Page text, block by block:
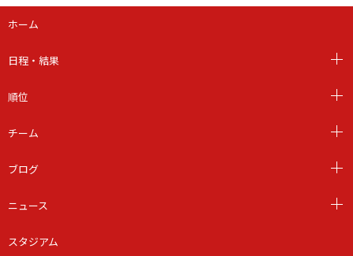
ホーム
日程・結果
順位
チーム
ブログ
ニュース
スタジアム